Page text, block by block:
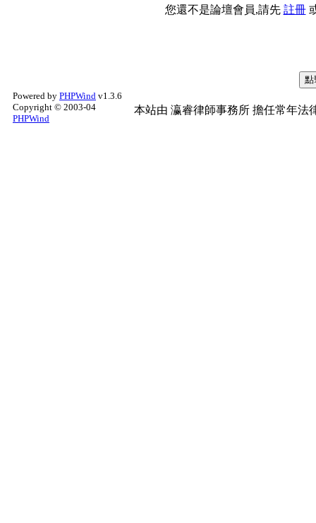
您還不是論壇會員,請先 註冊
Powered by PHPWind v1.3.6
Copyright © 2003-04
PHPWind
本站由 瀛睿律師事務所 擔任常年法